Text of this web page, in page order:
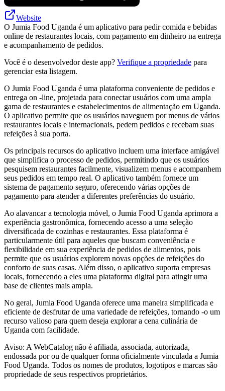
Website
O Jumia Food Uganda é um aplicativo para pedir comida e bebidas
online de restaurantes locais, com pagamento em dinheiro na entrega
e acompanhamento de pedidos.
Você é o desenvolvedor deste app? Verifique a propriedade para
gerenciar esta listagem.
O Jumia Food Uganda é uma plataforma conveniente de pedidos e
entrega on -line, projetada para conectar usuários com uma ampla
gama de restaurantes e estabelecimentos de alimentação em Uganda.
O aplicativo permite que os usuários naveguem por menus de vários
restaurantes locais e internacionais, pedem pedidos e recebam suas
refeições à sua porta.
Os principais recursos do aplicativo incluem uma interface amigável
que simplifica o processo de pedidos, permitindo que os usuários
pesquisem restaurantes facilmente, visualizem menus e acompanhem
seus pedidos em tempo real. O aplicativo também fornece um
sistema de pagamento seguro, oferecendo várias opções de
pagamento para atender a diferentes preferências do usuário.
Ao alavancar a tecnologia móvel, o Jumia Food Uganda aprimora a
experiência gastronômica, fornecendo acesso a uma seleção
diversificada de cozinhas e restaurantes. Essa plataforma é
particularmente útil para aqueles que buscam conveniência e
flexibilidade em sua experiência de pedidos de alimentos, pois
permite que os usuários explorem novas opções de refeições do
conforto de suas casas. Além disso, o aplicativo suporta empresas
locais, fornecendo a eles uma plataforma digital para atingir uma
base de clientes mais ampla.
No geral, Jumia Food Uganda oferece uma maneira simplificada e
eficiente de desfrutar de uma variedade de refeições, tornando -o um
recurso valioso para quem deseja explorar a cena culinária de
Uganda com facilidade.
Aviso: A WebCatalog não é afiliada, associada, autorizada,
endossada por ou de qualquer forma oficialmente vinculada a Jumia
Food Uganda. Todos os nomes de produtos, logotipos e marcas são
propriedade de seus respectivos proprietários.